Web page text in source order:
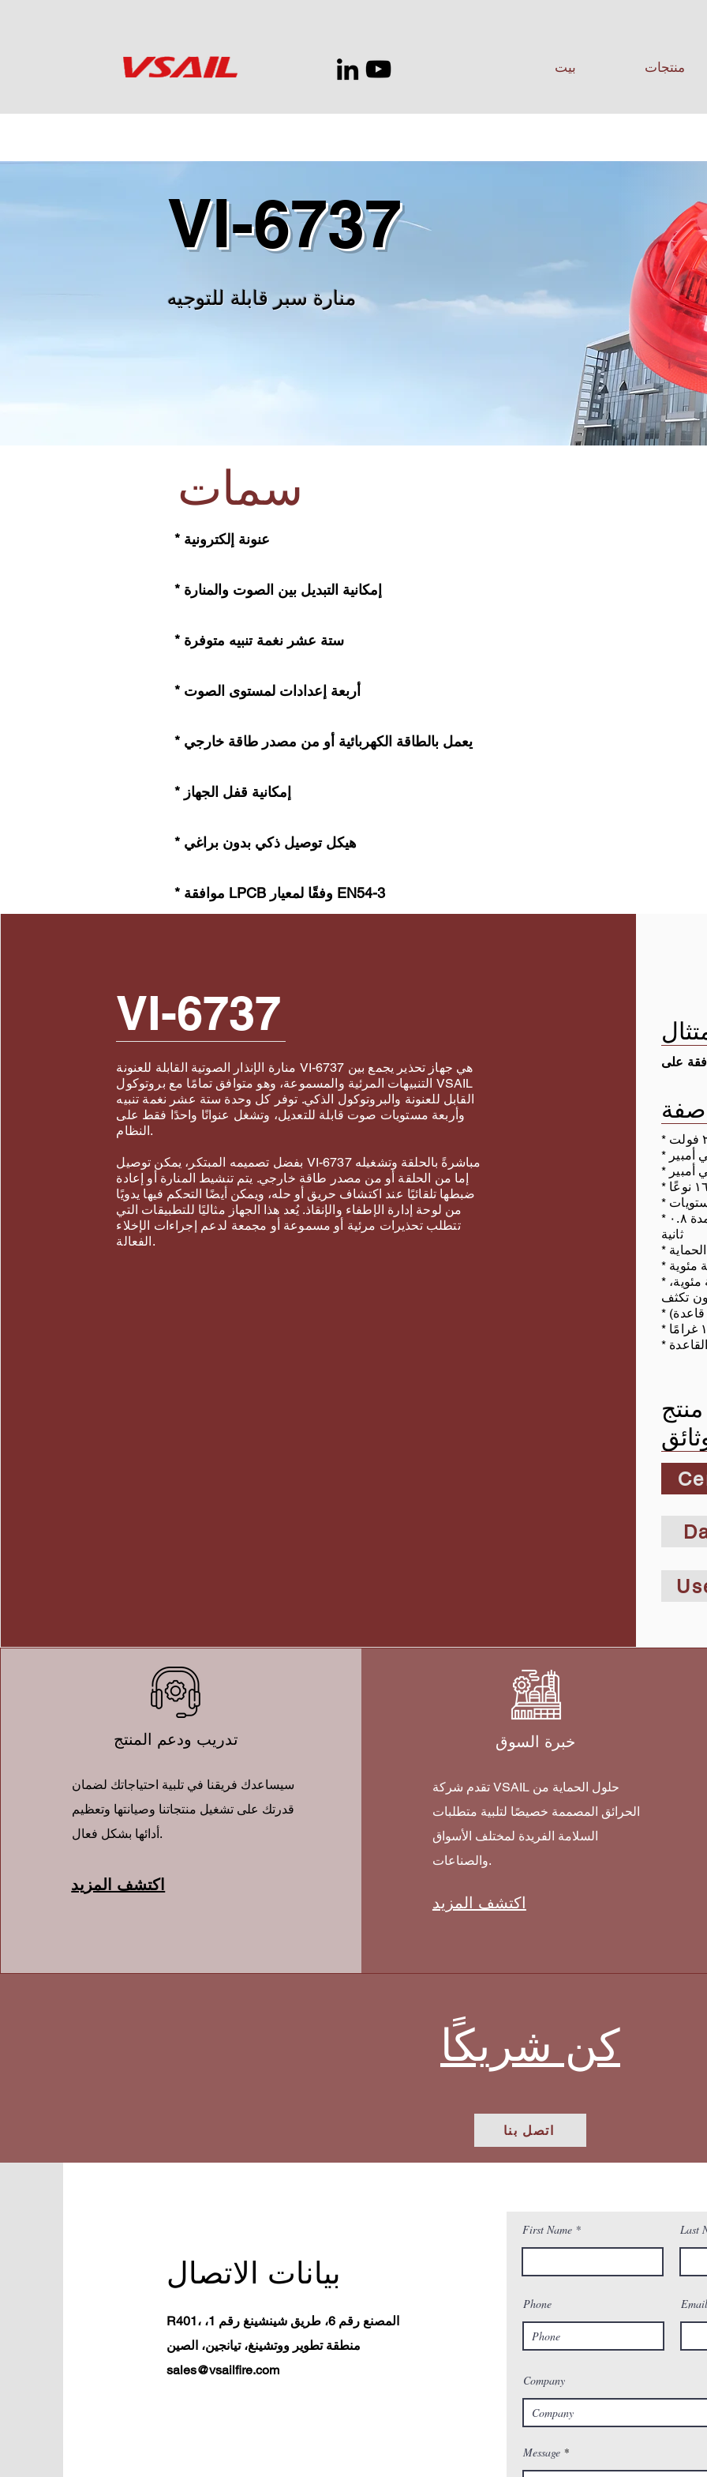
بيت منتجات
VI-6737
منارة سبر قابلة للتوجيه
سمات
* عنونة إلكترونية
* إمكانية التبديل بين الصوت والمنارة
* ستة عشر نغمة تنبيه متوفرة
* أربعة إعدادات لمستوى الصوت
* يعمل بالطاقة الكهربائية أو من مصدر طاقة خارجي
* إمكانية قفل الجهاز
* هيكل توصيل ذكي بدون براغي
* موافقة LPCB وفقًا لمعيار EN54-3
VI-6737
منارة الإنذار الصوتية القابلة للعنونة VI-6737 هي جهاز تحذير يجمع بين
التنبيهات المرئية والمسموعة، وهو متوافق تمامًا مع بروتوكول VSAIL
القابل للعنونة والبروتوكول الذكي. توفر كل وحدة ستة عشر نغمة تنبيه
وأربعة مستويات صوت قابلة للتعديل، وتشغل عنوانًا واحدًا فقط على
النظام.
بفضل تصميمه المبتكر، يمكن توصيل VI-6737 مباشرةً بالحلقة وتشغيله
إما من الحلقة أو من مصدر طاقة خارجي. يتم تنشيط المنارة أو إعادة
ضبطها تلقائيًا عند اكتشاف حريق أو حله، ويمكن أيضًا التحكم فيها يدويًا
من لوحة إدارة الإطفاء والإنقاذ. يُعد هذا الجهاز مثاليًا للتطبيقات التي
تتطلب تحذيرات مرئية أو مسموعة أو مجمعة لدعم إجراءات الإخلاء
الفعالة.
* مؤشر بصري: إضاءة لمدة ٠.٢ ثانية؛ إطفاء لمدة ٠.٨
ثانية
* الرطوبة: ≤ ٩٥٪ رطوبة نسبية عند ٤٠ درجة مئوية،
تكثف
منتج
تدريب ودعم المنتج
سيساعدك فريقنا في تلبية احتياجاتك لضمان
قدرتك على تشغيل منتجاتنا وصيانتها وتعظيم
أدائها بشكل فعال.
اكتشف المزيد
خبرة السوق
تقدم شركة VSAIL حلول الحماية من
الحرائق المصممة خصيصًا لتلبية متطلبات
السلامة الفريدة لمختلف الأسواق
والصناعات.
اكتشف المزيد
كن شريكًا
اتصل بنا
بيانات الاتصال
R401، المصنع رقم 6، طريق شينشينغ رقم 1،
منطقة تطوير ووتشينغ، تيانجين، الصين
sales@vsailfire.com
First Name Last
Phone Email
Company
Message